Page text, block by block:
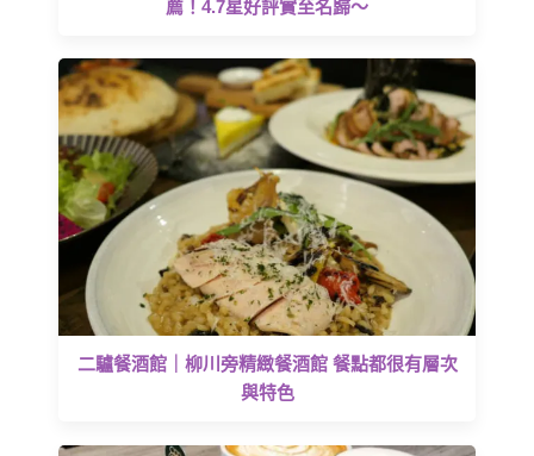
薦！4.7星好評實至名歸～
二驢餐酒館｜柳川旁精緻餐酒館 餐點都很有層次
與特色